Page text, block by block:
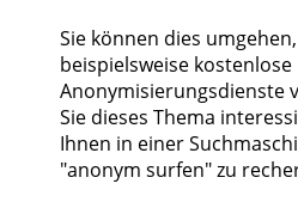
Sie können dies
beispielsweise kostenlose
Anonymisierungsdienste
Sie dieses Thema
Ihnen in einer
"anonym surfen" zu